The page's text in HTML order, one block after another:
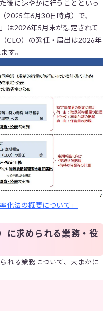
後に速やかに行うことといっ
2025年6月30日時点）で、
は2026年5月末が想定されて
CLO）の選任・届出は2026年
す。
化法の概要について」
に求められる業務・役
れる業務について、大まかに